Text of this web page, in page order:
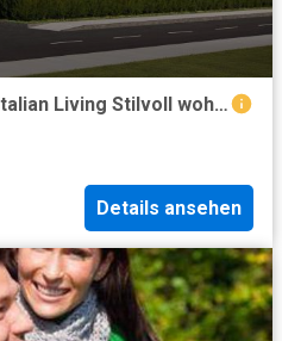
NEUBAU * Abitare * The Italian Living Stilvoll wohnen – urban, elegant, mediterran * Bezug: Sommer 2026
Details ansehen